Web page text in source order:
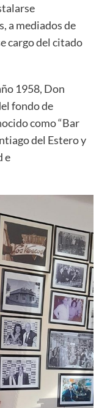
a mediados de
cargo del citado
1958, Don
fondo de
como “Bar
del Estero y
e